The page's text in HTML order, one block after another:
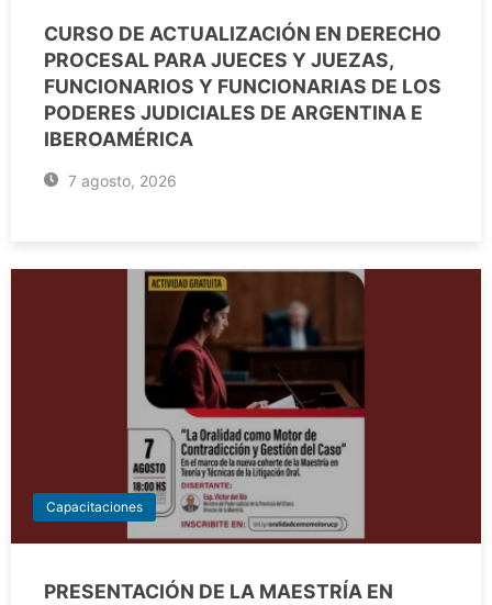
CURSO DE ACTUALIZACIÓN EN DERECHO
PROCESAL PARA JUECES Y JUEZAS,
FUNCIONARIOS Y FUNCIONARIAS DE LOS
PODERES JUDICIALES DE ARGENTINA E
IBEROAMÉRICA
7 agosto, 2026
Capacitaciones
PRESENTACIÓN DE LA MAESTRÍA EN